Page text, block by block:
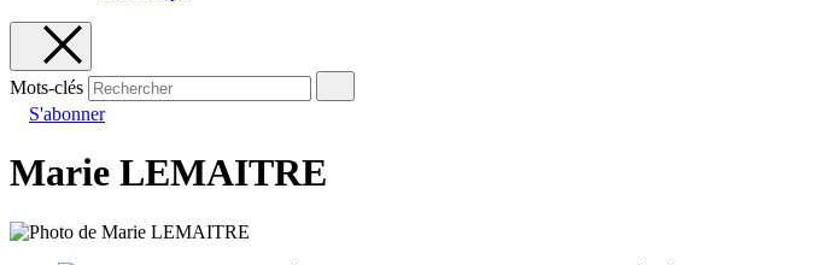
Mots-clés
S'abonner
Marie LEMAITRE